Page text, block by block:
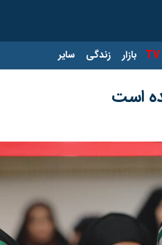
بازار زندگی سایر